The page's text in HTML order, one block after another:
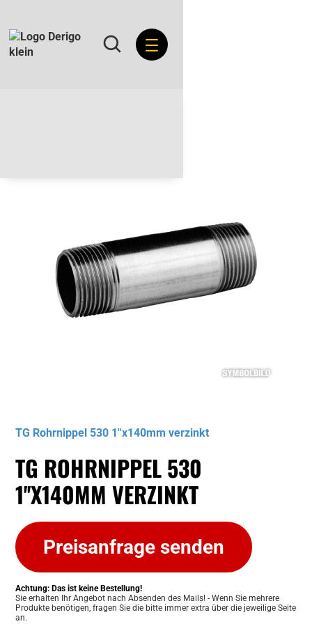
TG Rohrnippel 530 1''x140mm verzinkt
TG ROHRNIPPEL 530
1''X140MM VERZINKT
Preisanfrage senden
Achtung: Das ist keine Bestellung!
Sie erhalten Ihr Angebot nach Absenden des Mails! - Wenn Sie mehrere
Produkte benötigen, fragen Sie die bitte immer extra über die jeweilige Seite
an.